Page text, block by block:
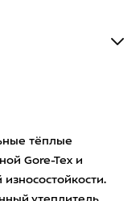
тёплые
Gore-Tex и